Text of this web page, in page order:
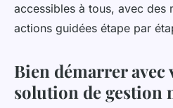
accessibles à tous, avec des
actions guidées étape par
Bien démarrer avec
solution de gestion